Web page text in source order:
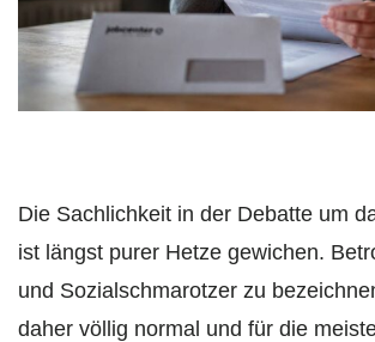
Die Sachlichkeit in der Debatte um
ist längst purer Hetze gewichen.
und Sozialschmarotzer zu
daher völlig normal und für die